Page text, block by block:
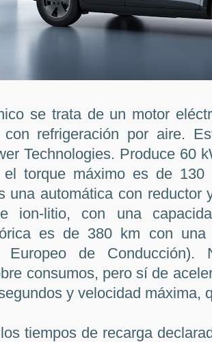
se trata de un motor
refrigeración por aire.
Technologies. Produce 60
el torque máximo es de
una automática con reductor
ion-litio, con una
es de 380 km con
Europeo de Conducción).
consumos, pero sí de
y velocidad máxima,
tiempos de recarga